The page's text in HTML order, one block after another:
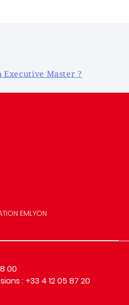
Master ?
EMLYON
00
: +33 4 12 05 87 20